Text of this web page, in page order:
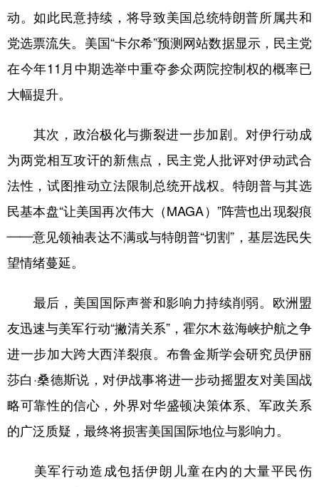
动。如此民意持续，将导致美国总统特朗普所属共和
党选票流失。美国“卡尔希”预测网站数据显示，民主党
在今年11月中期选举中重夺参众两院控制权的概率已
大幅提升。
其次，政治极化与撕裂进一步加剧。对伊行动成
为两党相互攻讦的新焦点，民主党人批评对伊动武合
法性，试图推动立法限制总统开战权。特朗普与其选
民基本盘“让美国再次伟大（MAGA）”阵营也出现裂痕
——意见领袖表达不满或与特朗普“切割”，基层选民失
望情绪蔓延。
最后，美国国际声誉和影响力持续削弱。欧洲盟
友迅速与美军行动“撇清关系”，霍尔木兹海峡护航之争
进一步加大跨大西洋裂痕。布鲁金斯学会研究员伊丽
莎白·桑德斯说，对伊战事将进一步动摇盟友对美国战
略可靠性的信心，外界对华盛顿决策体系、军政关系
的广泛质疑，最终将损害美国国际地位与影响力。
美军行动造成包括伊朗儿童在内的大量平民伤